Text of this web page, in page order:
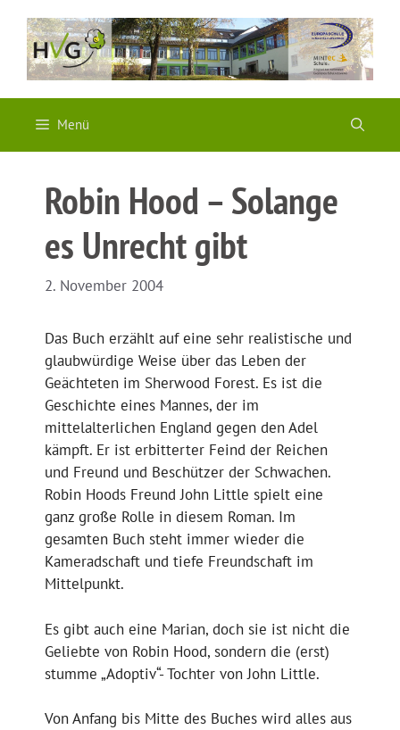
Inhalt
springen
Menü
Robin Hood – Solange
es Unrecht gibt
2. November 2004
Das Buch erzählt auf eine sehr realistische und
glaubwürdige Weise über das Leben der
Geächteten im Sherwood Forest. Es ist die
Geschichte eines Mannes, der im
mittelalterlichen England gegen den Adel
kämpft. Er ist erbitterter Feind der Reichen
und Freund und Beschützer der Schwachen.
Robin Hoods Freund John Little spielt eine
ganz große Rolle in diesem Roman. Im
gesamten Buch steht immer wieder die
Kameradschaft und tiefe Freundschaft im
Mittelpunkt.
Es gibt auch eine Marian, doch sie ist nicht die
Geliebte von Robin Hood, sondern die (erst)
stumme „Adoptiv“- Tochter von John Little.
Von Anfang bis Mitte des Buches wird alles aus